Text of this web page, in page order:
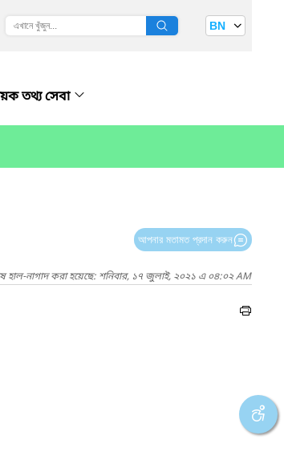
BN
তথ্য সেবা
আপনার মতামত প্রদান করুন
হাল-নাগাদ করা হয়েছে: শনিবার, ১৭ জুলাই, ২০২১ এ ০৪:০২ AM